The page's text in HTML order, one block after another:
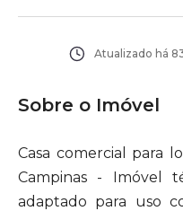
Atualizado há
Sobre o Imóvel
Casa comercial para
Campinas - Imóvel
adaptado para uso